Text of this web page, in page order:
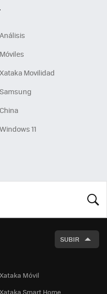
Análisis
Móviles
Xataka Movilidad
Samsung
China
Windows 11
SUBIR
Xataka Móvil
Xataka Smart Home